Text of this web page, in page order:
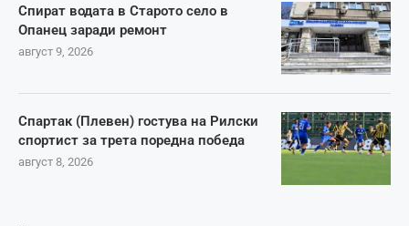
Спират водата в Старото село в
Опанец заради ремонт
август 9, 2026
Спартак (Плевен) гостува на Рилски
спортист за трета поредна победа
август 8, 2026